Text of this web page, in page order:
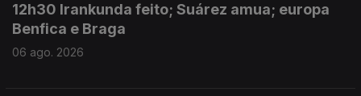
12h30 Irankunda feito; Suárez amua; europa
Benfica e Braga
06 ago. 2026